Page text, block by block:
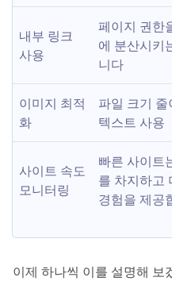
내부 링크
사용
페이지 권한
에 분산시키
니다
이미지 최적
화
파일 크기
텍스트 사용
사이트 속도
모니터링
빠른 사이트
를 차지하고
경험을 제공
이제 하나씩 이를 설명해 보